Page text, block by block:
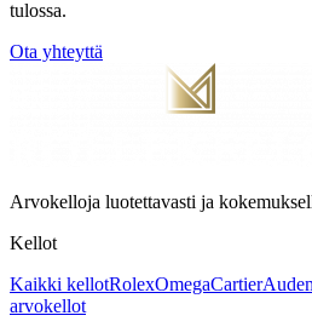
tulossa.
Ota yhteyttä
Arvokelloja luotettavasti ja
Kellot
Kaikki kellotRolexOmegaCartier
arvokellot